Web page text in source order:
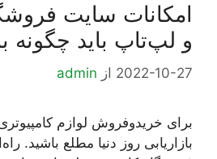
امکانات سایت
و لپ‌تاپ باید چگونه
2022-10-27 از admin
برای خریدوفروش لوازم
بازاریابی روز دنیا مطلع باشید.